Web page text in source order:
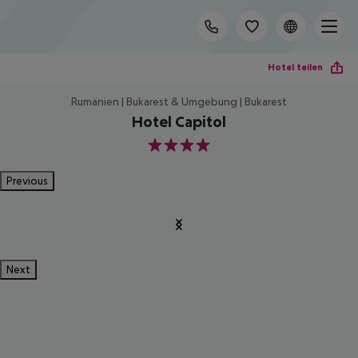
Hotel teilen
Rumänien | Bukarest & Umgebung | Bukarest
Hotel Capitol
4
Previous
Next